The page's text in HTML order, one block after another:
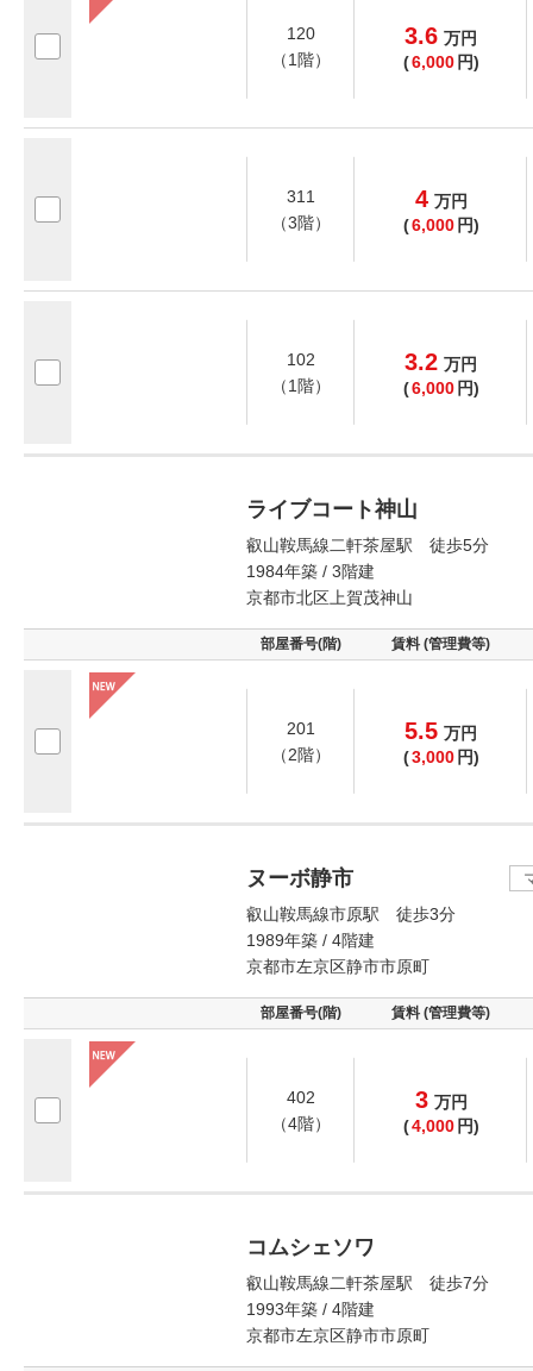
120
（1階）
3.6 万円
(6,000 円)
311
（3階）
4 万円
(6,000 円)
102
（1階）
3.2 万円
(6,000 円)
ライブコート神山
叡山鞍馬線二軒茶屋駅 徒歩5分
1984年築 / 3階建
京都市北区上賀茂神山
部屋番号(階) 賃料 (管理費等)
201
（2階）
5.5 万円
(3,000 円)
ヌーボ静市
叡山鞍馬線市原駅 徒歩3分
1989年築 / 4階建
京都市左京区静市市原町
部屋番号(階) 賃料 (管理費等)
402
（4階）
3 万円
(4,000 円)
コムシェソワ
叡山鞍馬線二軒茶屋駅 徒歩7分
1993年築 / 4階建
京都市左京区静市市原町